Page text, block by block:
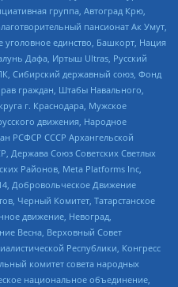
группа, Автоград Крю,
пансионат Ак Умут,
уголовное единство, Башкорт, Нация
Дафа, Иртыш Ultras, Русский
Сибирский державный союз, Фонд
граждан, Штабы Навального,
г. Краснодара, Мужское
движения, Народное
РСФСР СССР Архангельской
Держава Союз Советских Светлых
Районов, Meta Platforms Inc,
Добровольческое Движение
Черный Комитет, Татарстанское
движение, Невоград,
Весна, Верховный Совет
Республики, Конгресс
комитет совета народных
национальное объединение,